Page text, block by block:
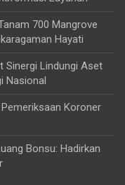
700 Mangrove
Hayati
Sinergi Lindungi Aset
Nasional
Koroner
Bonsu: Hadirkan